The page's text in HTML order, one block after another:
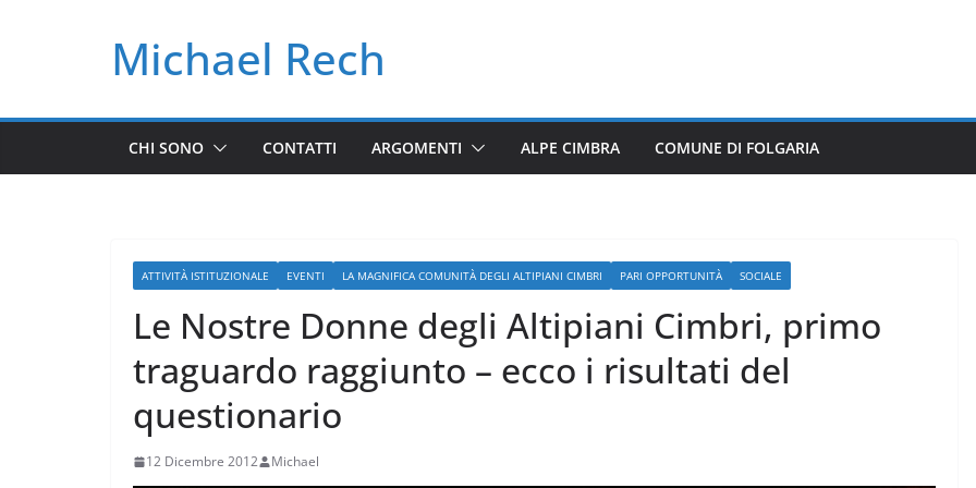
Michael Rech
CHI SONO CONTATTI ARGOMENTI ALPE CIMBRA COMUNE DI FOLGARIA
ATTIVITÀ ISTITUZIONALE EVENTI LA MAGNIFICA COMUNITÀ DEGLI ALTIPIANI CIMBRI PARI OPPORTUNITÀ SOCIALE
Le Nostre Donne degli Altipiani Cimbri, primo
traguardo raggiunto – ecco i risultati del
questionario
12 Dicembre 2012 Michael